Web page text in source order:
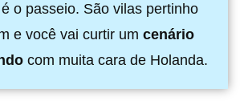
o passeio. São vilas pertinho
e você vai curtir um cenário
com muita cara de Holanda.